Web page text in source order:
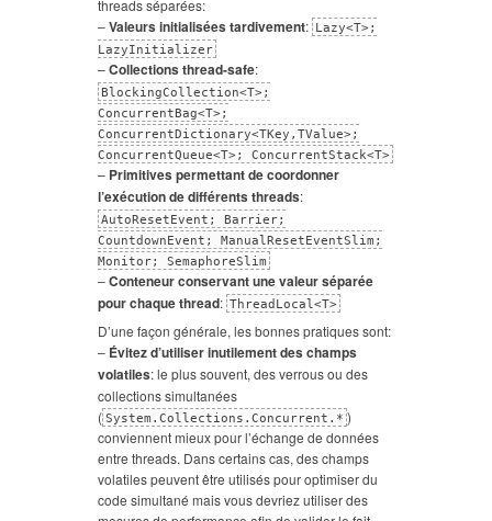
threads séparées:
–Valeurs initialisées tardivement: Lazy<T>;
LazyInitializer
–Collections thread-safe:
BlockingCollection<T>;
ConcurrentBag<T>;
ConcurrentDictionary<TKey,TValue>;
ConcurrentQueue<T>; ConcurrentStack<T>
– Primitives permettant de coordonner
l’exécution de différents threads:
AutoResetEvent; Barrier;
CountdownEvent; ManualResetEventSlim;
Monitor; SemaphoreSlim
–Conteneur conservant une valeur séparée
pour chaque thread: ThreadLocal<T>
D’une façon générale, les bonnes pratiques sont:
– Évitez d’utiliser inutilement des champs
volatiles: le plus souvent, des verrous ou des
collections simultanées
( System.Collections.Concurrent.* )
conviennent mieux pour l’échange de données
entre threads. Dans certains cas, des champs
volatiles peuvent être utilisés pour optimiser du
code simultané mais vous devriez utiliser des